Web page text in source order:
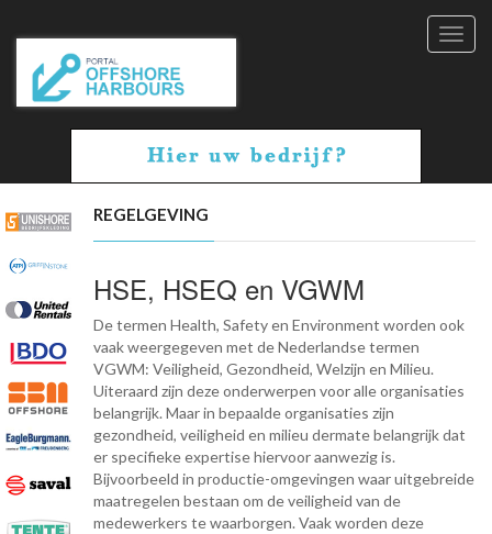
REGELGEVING
HSE, HSEQ en VGWM
De termen Health, Safety en Environment worden ook
vaak weergegeven met de Nederlandse termen
VGWM: Veiligheid, Gezondheid, Welzijn en Milieu.
Uiteraard zijn deze onderwerpen voor alle organisaties
belangrijk. Maar in bepaalde organisaties zijn
gezondheid, veiligheid en milieu dermate belangrijk dat
er specifieke expertise hiervoor aanwezig is.
Bijvoorbeeld in productie-omgevingen waar uitgebreide
maatregelen bestaan om de veiligheid van de
medewerkers te waarborgen. Vaak worden deze